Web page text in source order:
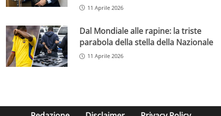
11 Aprile 2026
Dal Mondiale alle rapine: la triste
parabola della stella della Nazionale
11 Aprile 2026